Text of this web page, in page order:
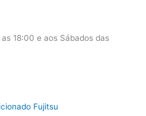
18:00 e aos Sábados das
Fujitsu